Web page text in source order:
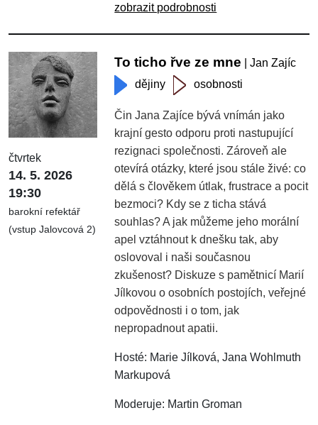
zobrazit podrobnosti
čtvrtek
14. 5. 2026
19:30
barokní refektář
(vstup Jalovcová 2)
To ticho řve ze mne | Jan Zajíc
dějiny
osobnosti
Čin Jana Zajíce bývá vnímán jako
krajní gesto odporu proti nastupující
rezignaci společnosti. Zároveň ale
otevírá otázky, které jsou stále živé: co
dělá s člověkem útlak, frustrace a pocit
bezmoci? Kdy se z ticha stává
souhlas? A jak můžeme jeho morální
apel vztáhnout k dnešku tak, aby
oslovoval i naši současnou
zkušenost? Diskuze s pamětnicí Marií
Jílkovou o osobních postojích, veřejné
odpovědnosti i o tom, jak
nepropadnout apatii.
Hosté: Marie Jílková, Jana Wohlmuth
Markupová
Moderuje: Martin Groman